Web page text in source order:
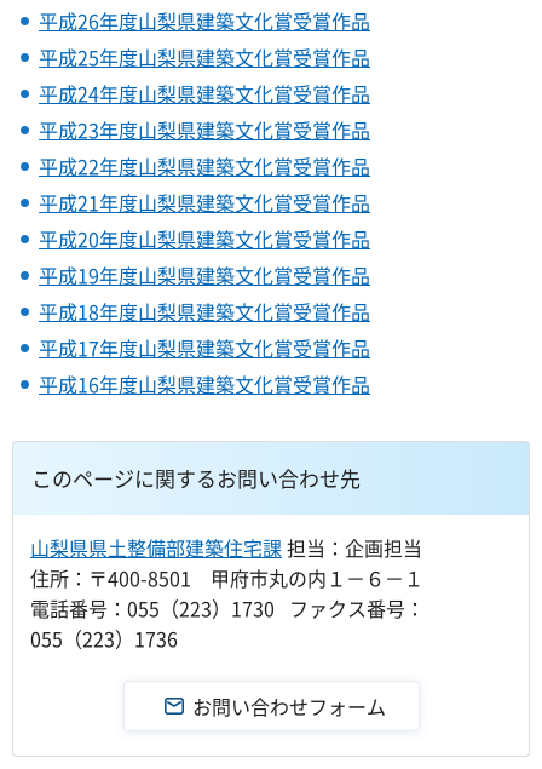
平成26年度山梨県建築文化賞受賞作品
平成25年度山梨県建築文化賞受賞作品
平成24年度山梨県建築文化賞受賞作品
平成23年度山梨県建築文化賞受賞作品
平成22年度山梨県建築文化賞受賞作品
平成21年度山梨県建築文化賞受賞作品
平成20年度山梨県建築文化賞受賞作品
平成19年度山梨県建築文化賞受賞作品
平成18年度山梨県建築文化賞受賞作品
平成17年度山梨県建築文化賞受賞作品
平成16年度山梨県建築文化賞受賞作品
このページに関するお問い合わせ先
山梨県県土整備部建築住宅課担当：企画担当
住所：〒400-8501 甲府市丸の内１－６－１
電話番号：055（223）1730 ファクス番号：
055（223）1736